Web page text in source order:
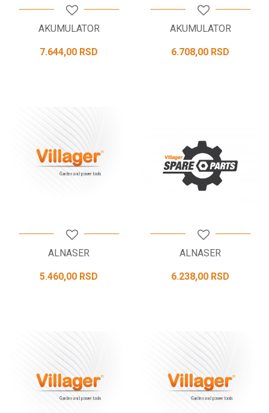
AKUMULATOR
7.644,00 RSD
AKUMULATOR
6.708,00 RSD
ALNASER
5.460,00 RSD
ALNASER
6.238,00 RSD